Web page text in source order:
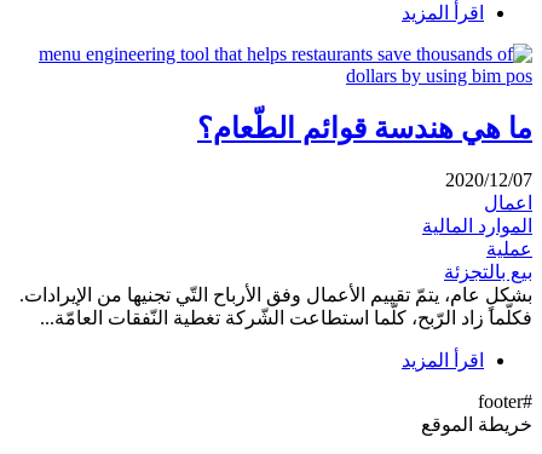
اقرأ المزيد
ما هي هندسة قوائم الطّعام؟
2020/12/07
اعمال
الموارد المالية
عملية
بيع بالتجزئة
بشكلٍ عام، يتمّ تقييم الأعمال وفق الأرباح التّي تجنيها من الإيرادات.
فكلّما زاد الرّبح، كلّما استطاعت الشّركة تغطية النّفقات العامّة...
اقرأ المزيد
#footer
خريطة الموقع